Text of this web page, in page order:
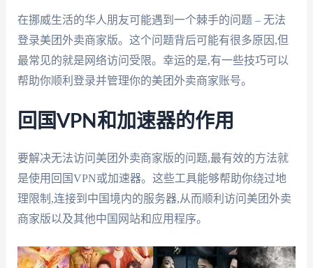
在挪威生活的华人朋友可能遇到一个棘手的问题 – 无法
登录美团外卖商家版。这个问题背后可能有很多原因,但
最常见的就是网络访问受限。幸运的是,有一些技巧可以
帮助你顺利登录并管理你的美团外卖商家账号。
回国VPN和加速器的作用
要解决无法访问美团外卖商家版的问题,最有效的方法就
是使用回国VPN或加速器。这些工具能够帮助你绕过地
理限制,连接到中国境内的服务器,从而顺利访问美团外卖
商家版以及其他中国网站和应用程序。